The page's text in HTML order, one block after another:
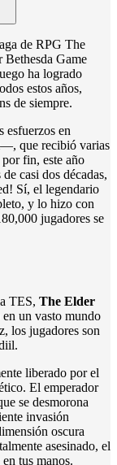
de RPG The
Bethesda Game
ha logrado
estos años,
de siempre.
esfuerzos en
que recibió varias
fin, este año
casi dos décadas,
Sí, el legendario
y lo hizo con
jugadores se
TES, The Elder
en un vasto mundo
los jugadores son
liberado por el
El emperador
se desmorona
invasión
oscura
asesinado, el
tus manos.